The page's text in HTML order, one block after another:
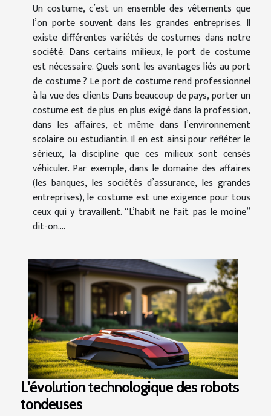
Un costume, c’est un ensemble des vêtements que
l’on porte souvent dans les grandes entreprises. Il
existe différentes variétés de costumes dans notre
société. Dans certains milieux, le port de costume
est nécessaire. Quels sont les avantages liés au port
de costume ? Le port de costume rend professionnel
à la vue des clients Dans beaucoup de pays, porter un
costume est de plus en plus exigé dans la profession,
dans les affaires, et même dans l’environnement
scolaire ou estudiantin. Il en est ainsi pour refléter le
sérieux, la discipline que ces milieux sont censés
véhiculer. Par exemple, dans le domaine des affaires
(les banques, les sociétés d’assurance, les grandes
entreprises), le costume est une exigence pour tous
ceux qui y travaillent. “L’habit ne fait pas le moine”
dit-on....
L'évolution technologique des robots
tondeuses